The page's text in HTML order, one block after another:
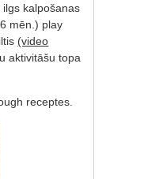
kalpošanas
mēn.) play
(video
aktivitāšu topa
receptes.